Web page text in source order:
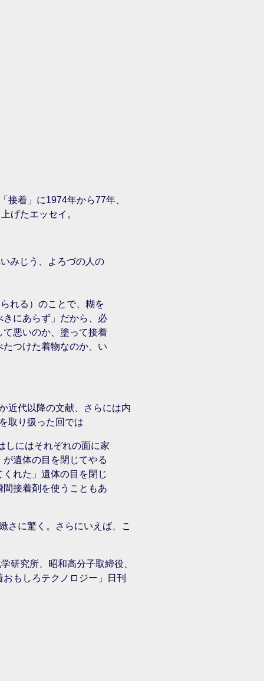
接着」に1974年から77年、
げたエッセイ。
みじう、よろづの人の
れる）のことで、糊を
にあらず」だから、必
悪いのか、塗って接着
つけた着物なのか、い
近代以降の文献、さらには内
取り扱った回では
しにはそれぞれの面に家
遺体の目を閉じてやる
れた」遺体の目を閉じ
接着剤を使うこともあ
さに驚く。さらにいえば、こ
研究所、昭和高分子取締役、
もしろテクノロジー」日刊